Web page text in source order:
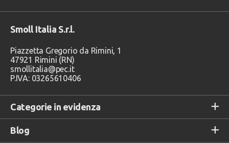
Categorie in evidenza
Blog
Smoll Italia S.r.l.
Piazzetta Gregorio da Rimini, 1
47921 Rimini (RN)
smollitalia@pec.it
P.IVA: 03265610406